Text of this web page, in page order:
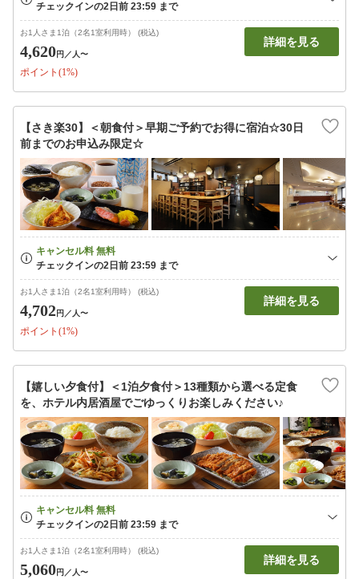
お1人さま1泊（2名1室利用時） (税込)
4,620円 ／人〜
ポイント(1%)
詳細を見る
【さき楽30】＜朝食付＞早期ご予約でお得に宿泊☆30日
前までのお申込み限定☆
お1人さま1泊（2名1室利用時） (税込)
4,702円 ／人〜
ポイント(1%)
詳細を見る
【嬉しい夕食付】＜1泊夕食付＞13種類から選べる定食
を、ホテル内居酒屋でごゆっくりお楽しみください♪
お1人さま1泊（2名1室利用時） (税込)
5,060円 ／人〜
詳細を見る